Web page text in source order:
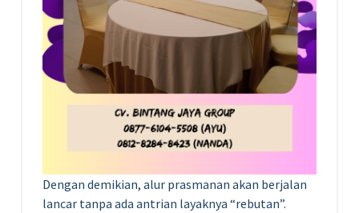
Dengan demikian, alur prasmanan akan berjalan
lancar tanpa ada antrian layaknya “rebutan”.